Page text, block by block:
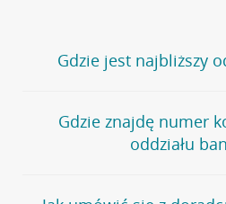
Gdzie jest najbliższy
Jeśli szukasz oddziału naszego
stronęPlacówki i bankomaty, na
wygodna wyszukiwarka.
oddziałów
Gdzie znajdę numer
oddziału
Bank Credit Agricole nie